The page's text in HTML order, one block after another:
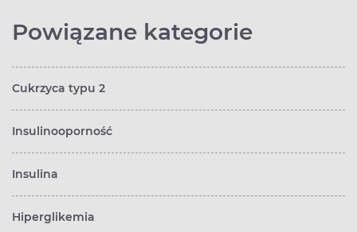
Powiązane kategorie
Cukrzyca typu 2
Insulinooporność
Insulina
Hiperglikemia